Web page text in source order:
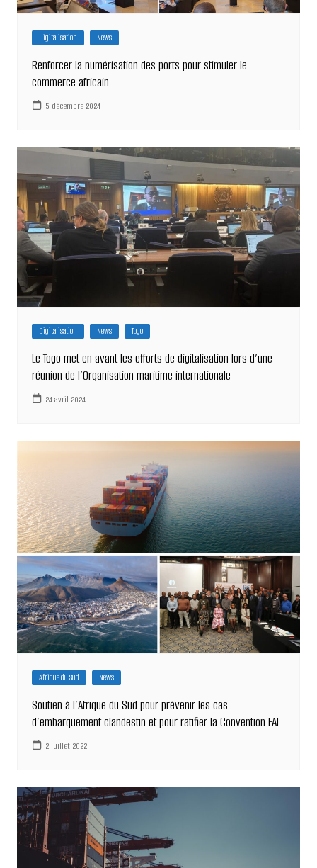
Digitalisation News
Renforcer la numérisation des ports pour stimuler le
commerce africain
5 décembre 2024
Digitalisation News Togo
Le Togo met en avant les efforts de digitalisation lors d’une
réunion de l’Organisation maritime internationale
24 avril 2024
Afrique du Sud News
Soutien à l’Afrique du Sud pour prévenir les cas
d’embarquement clandestin et pour ratifier la Convention FAL
2 juillet 2022